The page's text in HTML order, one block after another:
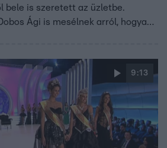
bele is szeretett az üzletbe.
Ági is mesélnek arról, hogyan
9:13